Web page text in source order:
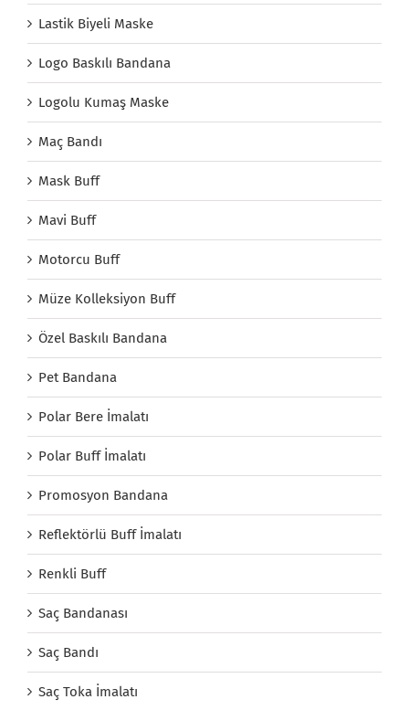
Lastik Biyeli Maske
Logo Baskılı Bandana
Logolu Kumaş Maske
Maç Bandı
Mask Buff
Mavi Buff
Motorcu Buff
Müze Kolleksiyon Buff
Özel Baskılı Bandana
Pet Bandana
Polar Bere İmalatı
Polar Buff İmalatı
Promosyon Bandana
Reflektörlü Buff İmalatı
Renkli Buff
Saç Bandanası
Saç Bandı
Saç Toka İmalatı